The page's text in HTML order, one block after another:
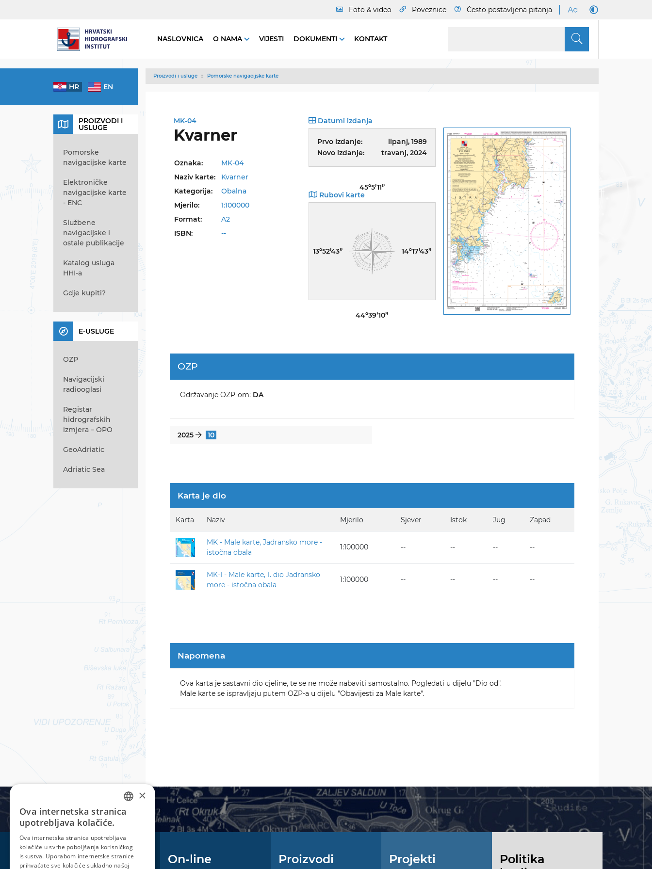
Foto & video Poveznice Često postavljena pitanja
NASLOVNICA O NAMA VIJESTI DOKUMENTI KONTAKT S
EN
HR
PROIZVODI I
USLUGE
Pomorske
navigacijske karte
Elektroničke
navigacijske karte
- ENC
Službene
navigacijske i
ostale publikacije
Katalog usluga
HHI-a
Gdje kupiti?
E-USLUGE
OZP
Navigacijski
radiooglasi
Registar
hidrografskih
izmjera – OPO
GeoAdriatic
Adriatic Sea
Proizvodi i usluge Pomorske navigacijske karte
MK-04
Kvarner
Oznaka:
MK-04
Naziv karte:
Kvarner
Kategorija:
Obalna
Mjerilo:
1:100000
Format:
A2
ISBN:
--
Datumi izdanja
Prvo izdanje:
lipanj, 1989
Novo izdanje:
travanj, 2024
Rubovi karte
45º5’11”
14º17’43”
44º39’10”
13º52’43”
OZP
Održavanje OZP-om: DA
2025 } 10
Karta je dio
Karta Naziv Mjerilo Sjever Istok Jug Zapad
MK - Male karte, Jadransko more -
istočna obala
1:100000 -- -- -- --
MK-I - Male karte, 1. dio Jadransko
more - istočna obala
1:100000 -- -- -- --
Napomena
Ova karta je sastavni dio cjeline, te se ne može nabaviti samostalno. Pogledati u dijelu "Dio od".
Male karte se ispravljaju putem OZP-a u dijelu "Obavijesti za Male karte".
Plovidba On-line Proizvodi Projekti
Politika
CROATIAN
×
Ova internetska stranica
upotrebljava kolačiće.
Ova internetska stranica upotrebljava
kolačiće u svrhe poboljšanja korisničkog
iskustva. Uporabom internetske stranice
prihvaćate sve kolačiće sukladno našoj